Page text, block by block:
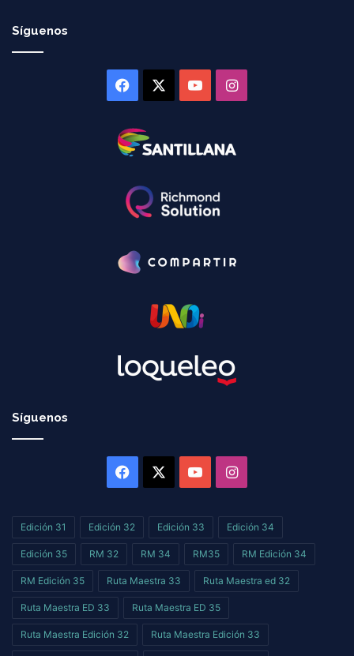
Síguenos
Facebook YouTubeInstagram
Síguenos
Facebook YouTubeInstagram
Edición 31 Edición 32 Edición 33 Edición 34
Edición 35 RM 32 RM 34 RM35 RM Edición 34
RM Edición 35 Ruta Maestra 33 Ruta Maestra ed 32
Ruta Maestra ED 33 Ruta Maestra ED 35
Ruta Maestra Edición 32 Ruta Maestra Edición 33